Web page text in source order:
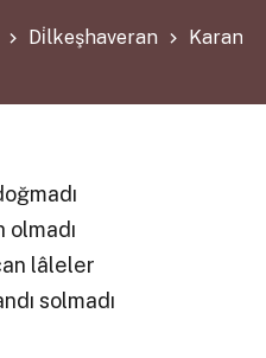
Di̇lkeşhaveran
olmadı
lâleler
solmadı